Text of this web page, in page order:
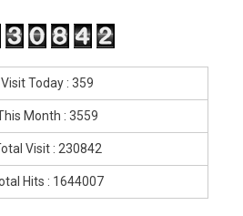
Visit Today : 359
Month : 3559
Visit : 230842
Hits : 1644007